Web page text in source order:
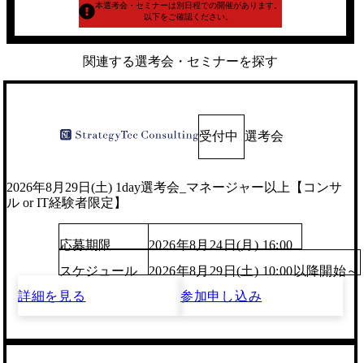
本選考会・セミナーは別日程での開催があります。
以下をご確認ください。
関連する選考会・セミナーを探す
受付中 選考会
2026年8月29日(土) 1day選考会_マネージャー以上【コンサ
ル or IT経験者限定】
応募期限
2026年8月24日(月) 16:00
スケジュール
2026年8月29日(土) 10:00以降開始～
詳細を見る
参加申し込み